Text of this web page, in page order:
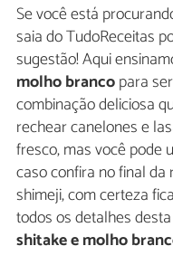
Se você está
saia do TudoReceitas
sugestão! Aqui
molho brancopara
combinação deliciosa
rechear canelones e
fresco, mas você pode
caso confira no final
shimeji, com certeza
todos os detalhes
shitake e molho